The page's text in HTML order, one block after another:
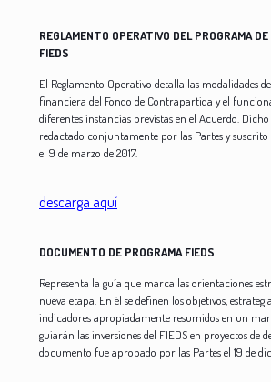
REGLAMENTO OPERATIVO DEL PROGRAMA
FIEDS
El Reglamento Operativo detalla las modalidades
financiera del Fondo de Contrapartida y el
diferentes instancias previstas en el Acuerdo.
redactado conjuntamente por las Partes y suscrito
el 9 de marzo de 2017.
descarga aquí
DOCUMENTO DE PROGRAMA FIEDS
Representa la guía que marca las orientaciones
nueva etapa. En él se definen los objetivos,
indicadores apropiadamente resumidos en un
guiarán las inversiones del FIEDS en proyectos de
documento fue aprobado por las Partes el 19 de